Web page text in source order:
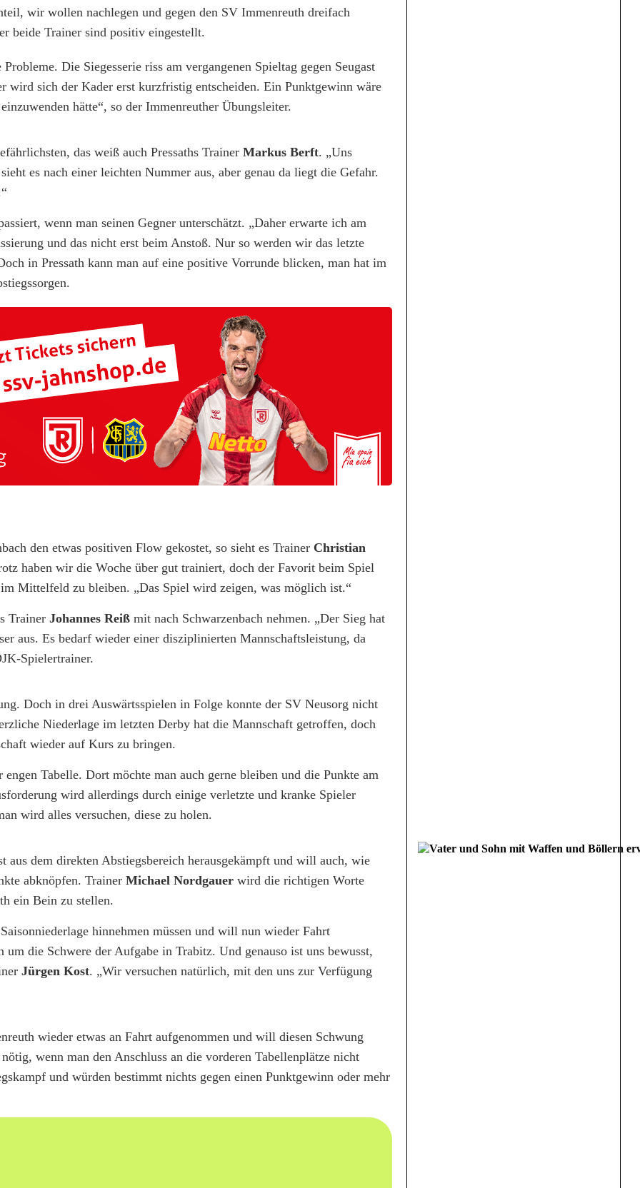
wir wollen nachlegen und gegen den SV Immenreuth dreifach
beide Trainer sind positiv eingestellt.
Probleme. Die Siegesserie riss am vergangenen Spieltag gegen Seugast
wird sich der Kader erst kurzfristig entscheiden. Ein Punktgewinn wäre
hätte“, so der Immenreuther Übungsleiter.
das weiß auch Pressaths Trainer Markus Berft. „Uns
es nach einer leichten Nummer aus, aber genau da liegt die Gefahr.
wenn man seinen Gegner unterschätzt. „Daher erwarte ich am
und das nicht erst beim Anstoß. Nur so werden wir das letzte
in Pressath kann man auf eine positive Vorrunde blicken, man hat im
den etwas positiven Flow gekostet, so sieht es Trainer Christian
haben wir die Woche über gut trainiert, doch der Favorit beim Spiel
Mittelfeld zu bleiben. „Das Spiel wird zeigen, was möglich ist.“
Trainer Johannes Reiß mit nach Schwarzenbach nehmen. „Der Sieg hat
aus. Es bedarf wieder einer disziplinierten Mannschaftsleistung, da
Spielertrainer.
Doch in drei Auswärtsspielen in Folge konnte der SV Neusorg nicht
Niederlage im letzten Derby hat die Mannschaft getroffen, doch
wieder auf Kurs zu bringen.
Tabelle. Dort möchte man auch gerne bleiben und die Punkte am
wird allerdings durch einige verletzte und kranke Spieler
wird alles versuchen, diese zu holen.
dem direkten Abstiegsbereich herausgekämpft und will auch, wie
abknöpfen. Trainer Michael Nordgauer wird die richtigen Worte
ein Bein zu stellen.
hinnehmen müssen und will nun wieder Fahrt
die Schwere der Aufgabe in Trabitz. Und genauso ist uns bewusst,
Jürgen Kost. „Wir versuchen natürlich, mit den uns zur Verfügung
wieder etwas an Fahrt aufgenommen und will diesen Schwung
wenn man den Anschluss an die vorderen Tabellenplätze nicht
und würden bestimmt nichts gegen einen Punktgewinn oder mehr